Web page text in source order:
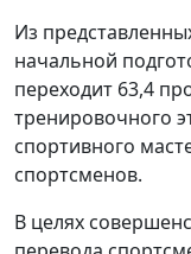
Из
начальной
переходит 63,4
тренировочного
спортивного
спортсменов.
В целях